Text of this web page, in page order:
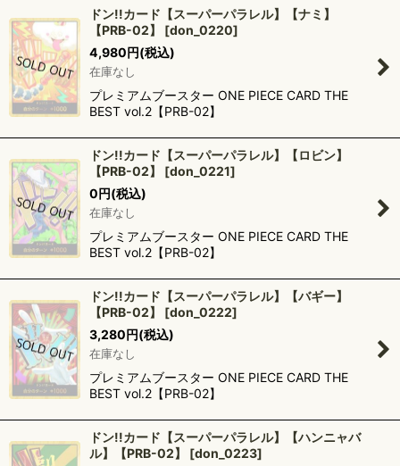
ドン!!カード【スーパーパラレル】【ナミ】
【PRB-02】
[don_0220]
4,980円(税込)
在庫なし
プレミアムブースター ONE PIECE CARD THE
BEST vol.2【PRB-02】
ドン!!カード【スーパーパラレル】【ロビン】
【PRB-02】
[don_0221]
0円(税込)
在庫なし
プレミアムブースター ONE PIECE CARD THE
BEST vol.2【PRB-02】
ドン!!カード【スーパーパラレル】【バギー】
【PRB-02】
[don_0222]
3,280円(税込)
在庫なし
プレミアムブースター ONE PIECE CARD THE
BEST vol.2【PRB-02】
ドン!!カード【スーパーパラレル】【ハンニャバ
ル】【PRB-02】
[don_0223]